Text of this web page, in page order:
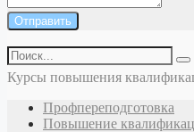
Отправить
Курсы повышения
Профпереподготовка
Повышение